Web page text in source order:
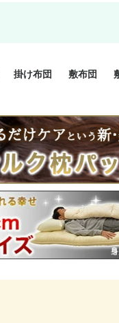
2点セット
3点セット
4点セット
5点セット
6点セット
エクセルゴールド
ロイヤルゴールド
マザーダックダウ
2点セット
3点セット
4点セット
6点セット
2点セット
3点セット
ゴールド
ールド
ールド
ルド
クダウン
スダウン
ングサイズ
布団
掛け布団
防ダニ掛け布団
洗える掛け布団
小さい掛け布団
大きい掛け布団
肌掛け布団
敷布団
防ダニ敷
小さい敷
大きい敷
機能性敷